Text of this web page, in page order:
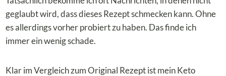
geglaubt wird, dass dieses Rezept schmecken kann. Ohne
es allerdings vorher probiert zu haben. Das finde ich
immer ein wenig schade.
Klar im Vergleich zum Original Rezept ist mein Keto